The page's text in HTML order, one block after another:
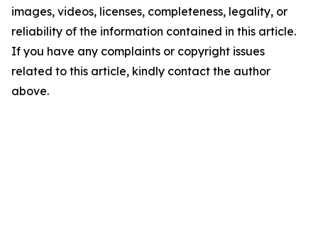
images, videos, licenses, completeness, legality, or
reliability of the information contained in this article.
If you have any complaints or copyright issues
related to this article, kindly contact the author
above.